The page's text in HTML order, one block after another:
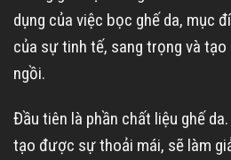
dụng của việc bọc ghế da, mục
của sự tinh tế, sang trọng và
ngồi.
Đầu tiên là phần chất liệu ghế
tạo được sự thoải mái, sẽ làm